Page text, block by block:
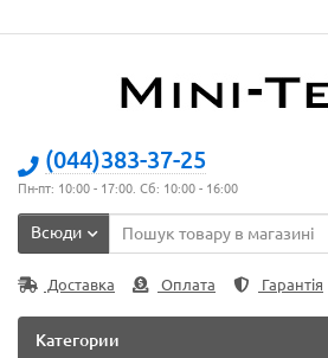
(044)383-37-25
Пн-пт: 10:00 - 17:00. Сб: 10:00 - 16:00
Всюди
Доставка Оплата Гарантія
Категории